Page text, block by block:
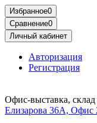
Избранное0
Сравнение0
Личный кабинет
Авторизация
Регистрация
Офис-выставка, склад
Елизарова 36А, Офис